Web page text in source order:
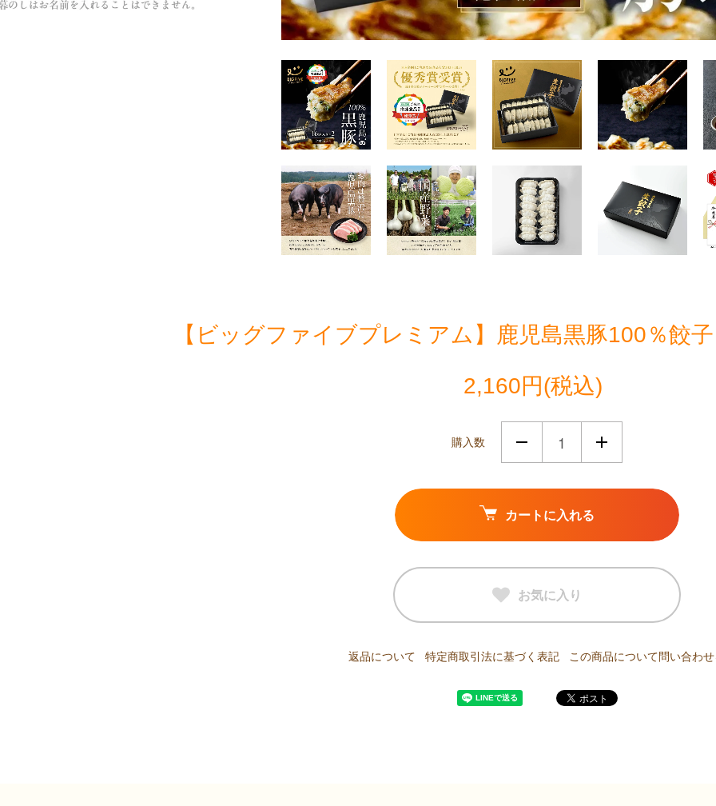
【ビッグファイブプレミアム】鹿児島黒豚100％餃
2,160円(税込)
購入数
カートに入れる
お気に入り
返品について 特定商取引法に基づく表記 この商品について問い合わ